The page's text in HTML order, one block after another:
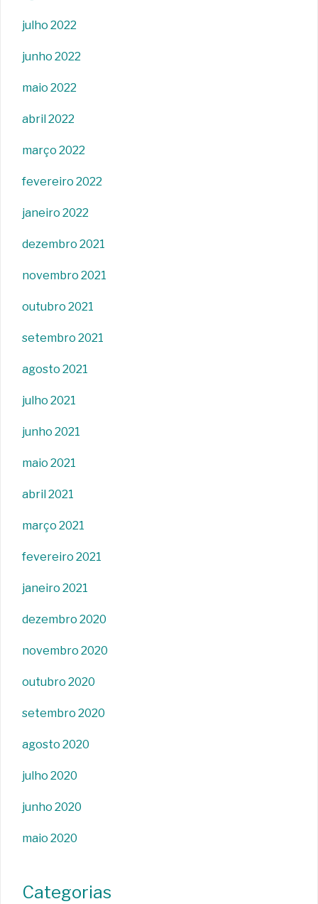
julho 2022
junho 2022
maio 2022
abril 2022
março 2022
fevereiro 2022
janeiro 2022
dezembro 2021
novembro 2021
outubro 2021
setembro 2021
agosto 2021
julho 2021
junho 2021
maio 2021
abril 2021
março 2021
fevereiro 2021
janeiro 2021
dezembro 2020
novembro 2020
outubro 2020
setembro 2020
agosto 2020
julho 2020
junho 2020
maio 2020
Categorias